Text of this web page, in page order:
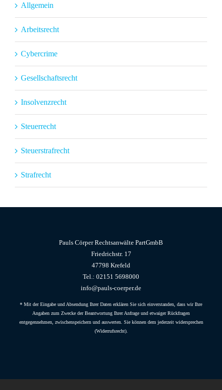
Allgemein
Arbeitsrecht
Cybercrime
Gesellschaftsrecht
Insolvenzrecht
Steuerrecht
Steuerstrafrecht
Strafrecht
Pauls Cörper Rechtsanwälte PartGmbB
Friedrichstr. 17
47798 Krefeld
Tel.: 02151 5698000
info@pauls-coerper.de
* Mit der Eingabe und Absendung Ihrer Daten erklären Sie sich einverstanden, dass wir Ihre
Angaben zum Zwecke der Beantwortung Ihrer Anfrage und etwaiger Rückfragen
entgegennehmen, zwischenspeichern und auswerten. Sie können dem jederzeit widersprechen
(Widerrufsrecht).